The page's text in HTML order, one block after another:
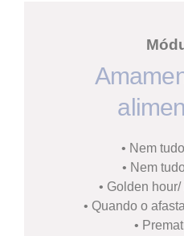
• Nem
• Nem
• Golden
• Quando o
•